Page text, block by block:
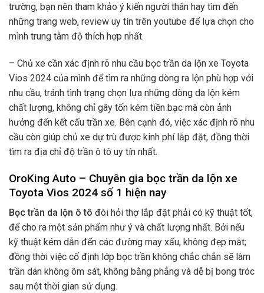
trường, bạn nên tham khảo ý kiến người thân hay tìm đến
những trang web, review uy tín trên youtube để lựa chọn cho
mình trung tâm độ thích hợp nhất.
– Chủ xe cần xác định rõ nhu cầu bọc trần da lộn xe Toyota
Vios 2024 của mình để tìm ra những dòng ra lộn phù hợp với
nhu cầu, tránh tình trạng chọn lựa những dòng da lộn kém
chất lượng, không chỉ gây tốn kém tiền bạc mà còn ảnh
hưởng đến kết cấu trần xe. Bên cạnh đó, việc xác định rõ nhu
cầu còn giúp chủ xe dự trù được kinh phí lắp đặt, đồng thời
tìm ra địa chỉ độ trần ô tô uy tín nhất.
OroKing Auto – Chuyên gia bọc trần da lộn xe
Toyota Vios 2024 số 1 hiện nay
Bọc trần da lộn ô tô đòi hỏi thợ lắp đặt phải có kỹ thuật tốt,
để cho ra một sản phẩm như ý và chất lượng nhất. Bởi nếu
kỹ thuật kém dẫn đến các đường may xấu, không đẹp mắt;
đồng thời việc cố định lớp bọc trần không chắc chắn sẽ làm
trần dán không ôm sát, không bằng phẳng và dễ bị bong tróc
sau một thời gian sử dụng.